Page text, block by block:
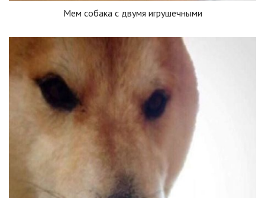
Мем собака с двумя игрушечными